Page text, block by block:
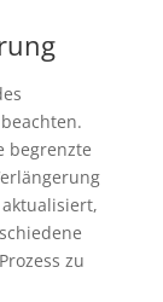
begrenzte
zu